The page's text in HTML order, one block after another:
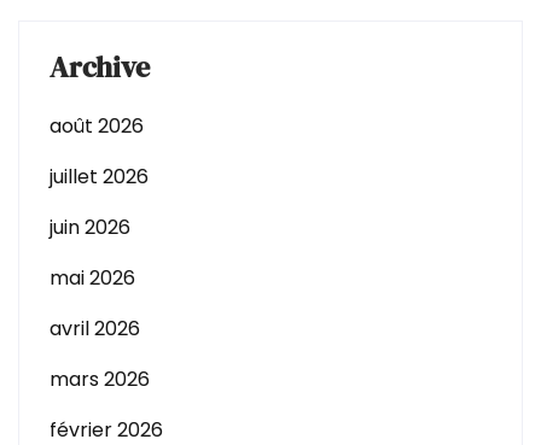
Archive
août 2026
juillet 2026
juin 2026
mai 2026
avril 2026
mars 2026
février 2026